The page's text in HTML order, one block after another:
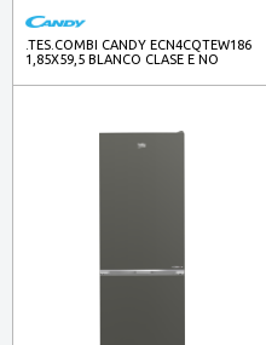
.TES.COMBI CANDY ECN4CQTEW186
1,85X59,5 BLANCO CLASE E NO